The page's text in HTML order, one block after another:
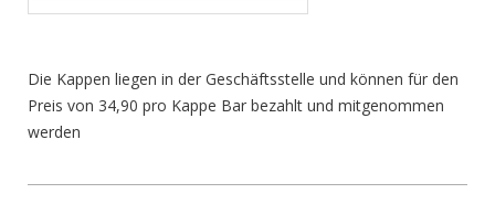
Die Kappen liegen in der Geschäftsstelle und können für den
Preis von 34,90 pro Kappe Bar bezahlt und mitgenommen
werden